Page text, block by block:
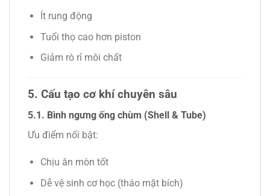
Ít rung động
Tuổi thọ cao hơn piston
Giảm rò rỉ môi chất
5. Cấu tạo cơ khí chuyên sâu
5.1. Bình ngưng ống chùm (Shell & Tube)
Ưu điểm nổi bật:
Chịu ăn mòn tốt
Dễ vệ sinh cơ học (tháo mặt bích)